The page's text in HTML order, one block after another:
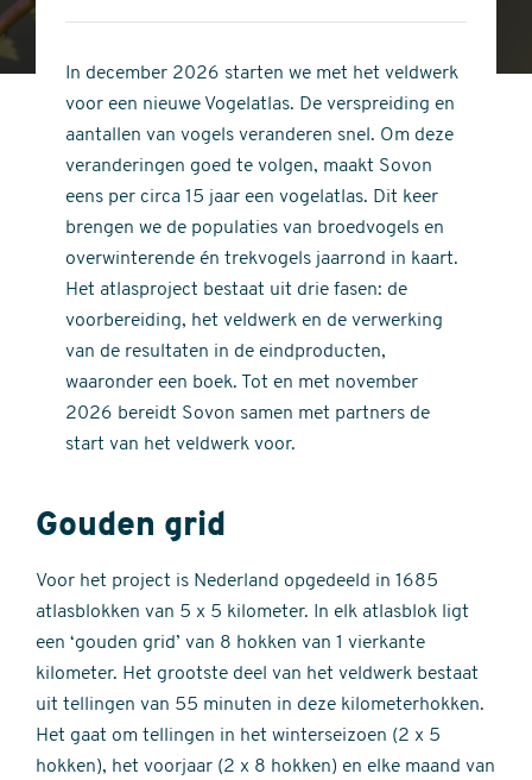
stars
of
stars
In december 2026 starten we met het veldwerk
voor een nieuwe Vogelatlas. De verspreiding en
aantallen van vogels veranderen snel. Om deze
veranderingen goed te volgen, maakt Sovon
eens per circa 15 jaar een vogelatlas. Dit keer
brengen we de populaties van broedvogels en
overwinterende én trekvogels jaarrond in kaart.
Het atlasproject bestaat uit drie fasen: de
voorbereiding, het veldwerk en de verwerking
van de resultaten in de eindproducten,
waaronder een boek. Tot en met november
2026 bereidt Sovon samen met partners de
start van het veldwerk voor.
Gouden grid
Voor het project is Nederland opgedeeld in 1685
atlasblokken van 5 x 5 kilometer. In elk atlasblok ligt
een ‘gouden grid’ van 8 hokken van 1 vierkante
kilometer. Het grootste deel van het veldwerk bestaat
uit tellingen van 55 minuten in deze kilometerhokken.
Het gaat om tellingen in het winterseizoen (2 x 5
hokken), het voorjaar (2 x 8 hokken) en elke maand van